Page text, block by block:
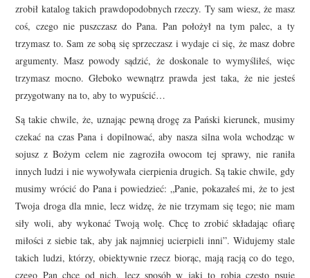
zrobił katalog takich prawdopodobnych rzeczy. Ty sam wiesz, że masz
coś, czego nie puszczasz do Pana. Pan położył na tym palec, a ty
trzymasz to. Sam ze sobą się sprzeczasz i wydaje ci się, że masz dobre
argumenty. Masz powody sądzić, że doskonale to wymyśliłeś, więc
trzymasz mocno. Głeboko wewnątrz prawda jest taka, że nie jesteś
przygotwany na to, aby to wypuścić…
Są takie chwile, że, uznając pewną drogę za Pański kierunek, musimy
czekać na czas Pana i dopilnować, aby nasza silna wola wchodząc w
sojusz z Bożym celem nie zagroziła owocom tej sprawy, nie raniła
innych ludzi i nie wywoływała cierpienia drugich. Są takie chwile, gdy
musimy wrócić do Pana i powiedzieć: „Panie, pokazałeś mi, że to jest
Twoja droga dla mnie, lecz widzę, że nie trzymam się tego; nie mam
siły woli, aby wykonać Twoją wolę. Chcę to zrobić składając ofiarę
miłości z siebie tak, aby jak najmniej ucierpieli inni”. Widujemy stale
takich ludzi, którzy, obiektywnie rzecz biorąc, mają racją co do tego,
czego Pan chce od nich, lecz sposób w jaki to robią często psuje